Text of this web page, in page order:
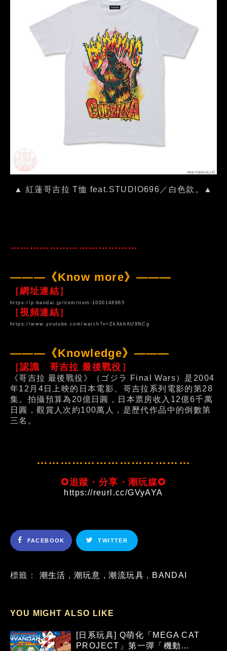
▲ 紅蓮哥吉拉 T恤 feat.STUDIO696／白色款。▲
…………………………………
———《Know more》———
［網址連結］
https://p-bandai.jp/item/item-1000148965
［視頻連結］
https://www.youtube.com/watch?v=ZkAkbAU9NCg
———《Knowledge》———
［認識 哥吉拉 最後戰役］
《哥吉拉 最後戰役》（ゴジラ Final Wars）是2004
年12月4日上映的日本電影、哥吉拉系列電影的第28
集。拍攝預算為20億日圓，日本票房收入12億6千萬
日圓，觀賞人次約100萬人，是歷代作品中的倒數第
三名。
…………………………………
✪追蹤・分享・潮玩媒✪
https://reurl.cc/GVyAYA
FACEBOOK TWITTER
標籤： 潮生活 ,潮玩意 ,潮流玩具 , BANDAI
YOU MIGHT ALSO LIKE
[日系玩具] Q萌化「MEGA CAT
PROJECT」第一彈「機動...